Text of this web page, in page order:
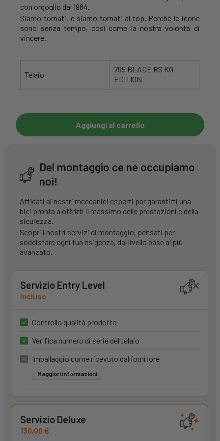
con orgoglio dal 1984.
Siamo tornati, e siamo tornati al top. Perché le icone
sono senza tempo, così come la nostra volontà di
vincere.
Telaio
795 BLADE RS KG
EDITION
Aggiungi al carrello
Del montaggio ce ne occupiamo
noi!
Affidati ai nostri meccanici esperti per garantirti una
bici pronta a offrirti il massimo delle prestazioni e della
sicurezza.
Scopri i nostri servizi di montaggio, pensati per
soddisfare ogni tua esigenza, dal livello base al più
avanzato.
Servizio Entry Level
Incluso
Controllo qualità prodotto
Verifica numero di serie del telaio
Imballaggio come ricevuto dal fornitore
Maggiori informazioni
Servizio Deluxe
130,00 €